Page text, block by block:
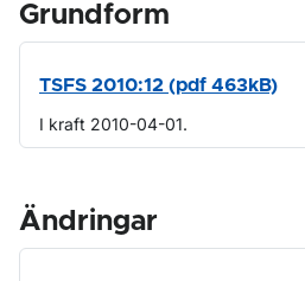
Grundform
TSFS 2010:12 (pdf 463kB)
I kraft 2010-04-01.
Ändringar